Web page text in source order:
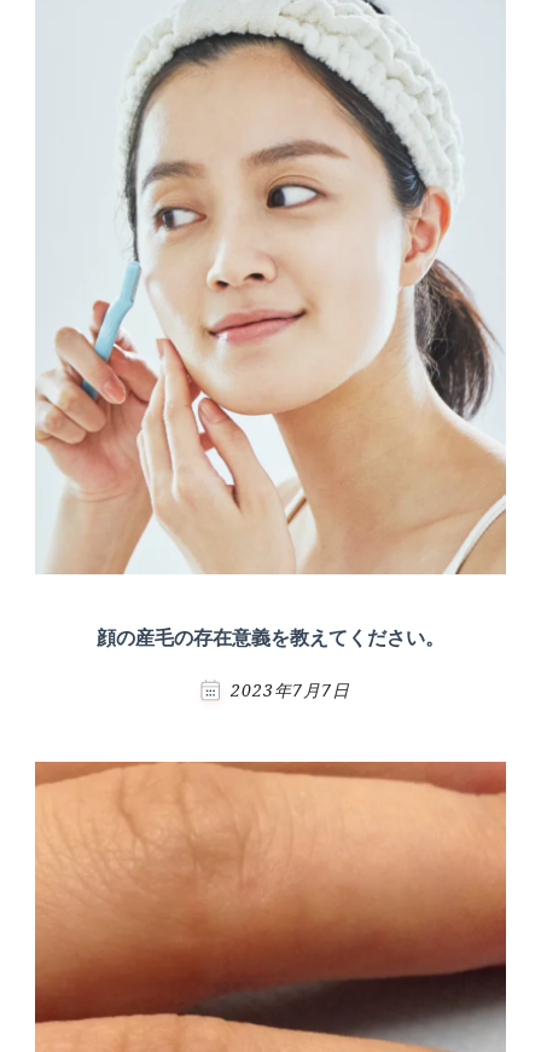
顔の産毛の存在意義を教えてください。
2023年7月7日